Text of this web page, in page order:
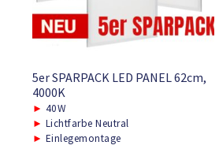
5er SPARPACK LED PANEL 62cm,
4000K
► 40W
► Lichtfarbe Neutral
► Einlegemontage